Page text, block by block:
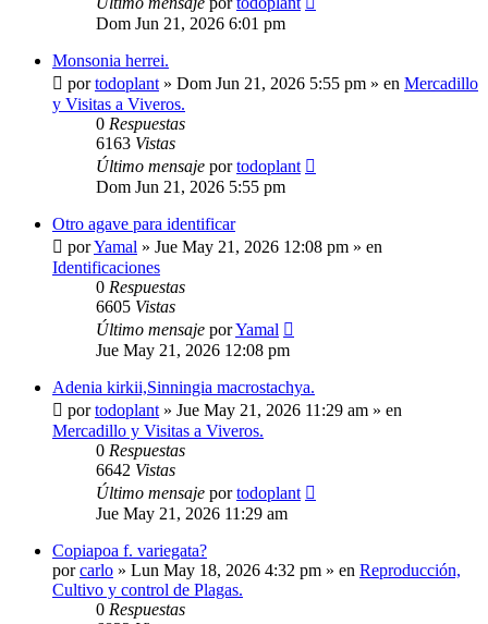
Dom Jun 21, 2026 6:01 pm
Monsonia herrei.
portodoplant » Dom Jun 21, 2026 5:55 pm » en Mercadillo
y Visitas a Viveros.
0 Respuestas
6163 Vistas
Último mensaje portodoplant
Dom Jun 21, 2026 5:55 pm
Otro agave para identificar
porYamal » Jue May 21, 2026 12:08 pm » en
Identificaciones
0 Respuestas
6605 Vistas
Último mensaje porYamal
Jue May 21, 2026 12:08 pm
Adenia kirkii,Sinningia macrostachya.
portodoplant » Jue May 21, 2026 11:29 am » en
Mercadillo y Visitas a Viveros.
0 Respuestas
6642 Vistas
Último mensaje portodoplant
Jue May 21, 2026 11:29 am
Copiapoa f. variegata?
porcarlo » Lun May 18, 2026 4:32 pm » en Reproducción,
Cultivo y control de Plagas.
0 Respuestas